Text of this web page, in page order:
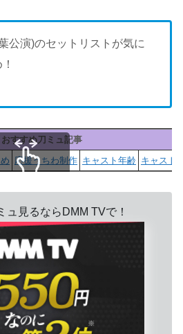
公演)のセットリストが気に
おすすめ刀ミュ記事
応援うちわ制作 キャスト年齢 キャスト
ュ見るならDMM TVで！